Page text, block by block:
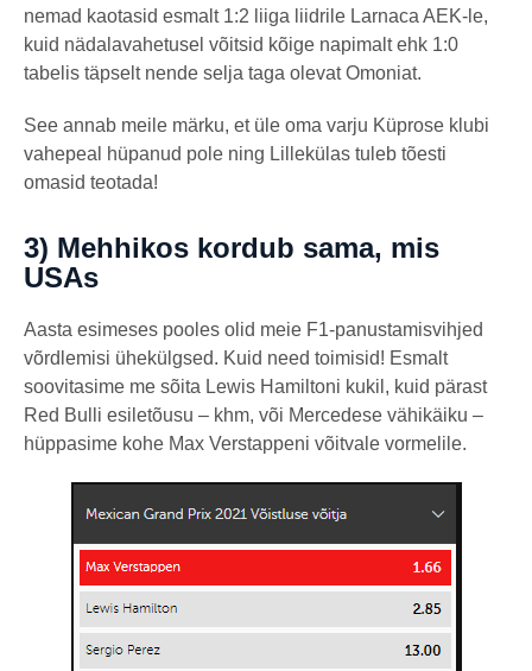
nemad kaotasid esmalt 1:2 liiga liidrile Larnaca AEK-le,
kuid nädalavahetusel võitsid kõige napimalt ehk 1:0
tabelis täpselt nende selja taga olevat Omoniat.
See annab meile märku, et üle oma varju Küprose klubi
vahepeal hüpanud pole ning Lillekülas tuleb tõesti
omasid teotada!
3) Mehhikos kordub sama, mis
USAs
Aasta esimeses pooles olid meie F1-panustamisvihjed
võrdlemisi ühekülgsed. Kuid need toimisid! Esmalt
soovitasime me sõita Lewis Hamiltoni kukil, kuid pärast
Red Bulli esiletõusu – khm, või Mercedese vähikäiku –
hüppasime kohe Max Verstappeni võitvale vormelile.